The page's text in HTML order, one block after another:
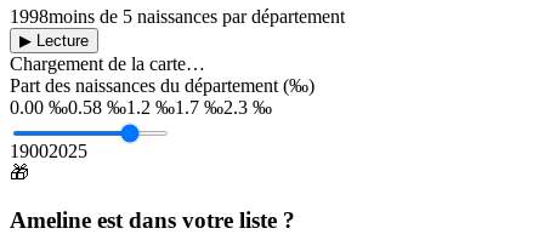
1998moins de 5 naissances par département
▶ Lecture
Chargement de la carte…
Part des naissances du département (‰)
0.00 ‰0.58 ‰1.2 ‰1.7 ‰2.3 ‰
19002025
🎁
Ameline est dans votre liste ?